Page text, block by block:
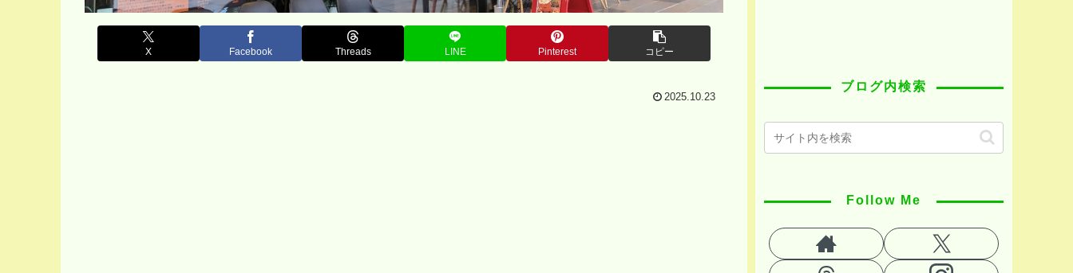
X Facebook Threads LINE Pinterest コピー
2025.10.23
ブログ内検索
Follow Me